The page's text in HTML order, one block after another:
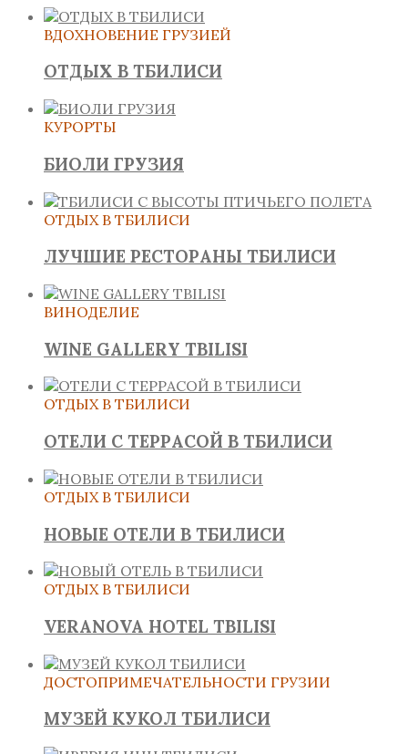
ВДОХНОВЕНИЕ ГРУЗИЕЙ
ОТДЫХ В ТБИЛИСИ
КУРОРТЫ
БИОЛИ ГРУЗИЯ
ОТДЫХ В ТБИЛИСИ
ЛУЧШИЕ РЕСТОРАНЫ ТБИЛИСИ
ВИНОДЕЛИЕ
WINE GALLERY TBILISI
ОТДЫХ В ТБИЛИСИ
ОТЕЛИ С ТЕРРАСОЙ В ТБИЛИСИ
ОТДЫХ В ТБИЛИСИ
НОВЫЕ ОТЕЛИ В ТБИЛИСИ
ОТДЫХ В ТБИЛИСИ
VERANOVA HOTEL TBILISI
ДОСТОПРИМЕЧАТЕЛЬНОСТИ ГРУЗИИ
МУЗЕЙ КУКОЛ ТБИЛИСИ